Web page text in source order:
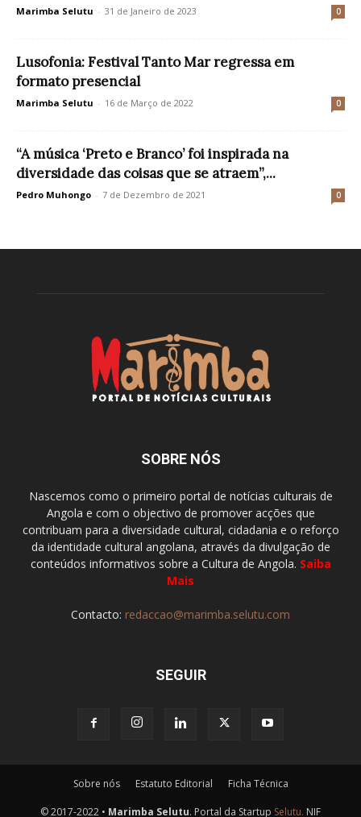
Marimba Selutu - 31 de Janeiro de 2023 0
Lusofonia: Festival Tanto Mar regressa em
formato presencial
Marimba Selutu - 16 de Março de 2022 0
“A música ‘Preto e Branco’ foi inspirada na
diversidade das coisas que se atraem”,...
Pedro Muhongo - 7 de Dezembro de 2021 0
SOBRE NÓS
Nascemos como o primeiro portal de notícias culturais de
Angola e com o objectivo de promover acções que
contribuam para a diversidade cultural, cidadania e o reforço
da identidade cultural angolana, através da divulgação de
conteúdos informativos sobre a Cultura de Angola. Saiba
Mais
Contacto: redaccao@marimba.selutu.com
SEGUIR
Sobre nós Estatuto Editorial Ficha Técnica
© 2017-2022 • Marimba Selutu. Portal da Startup Selutu. NIF